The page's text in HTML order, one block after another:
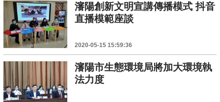
瀋陽創新文明宣講傳播模式 抖音
直播模範座談
2020-05-15 15:59:36
瀋陽市生態環境局將加大環境執
法力度